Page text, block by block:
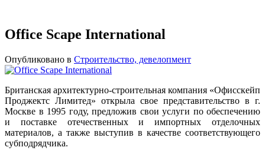
Office Scape International
Опубликовано в Строительство, девелопмент
Британская архитектурно-строительная компания «Офисскейп
Проджектс Лимитед» открыла свое представительство в г.
Москве в 1995 году, предложив свои услуги по обеспечению
и поставке отечественных и импортных отделочных
материалов, а также выступив в качестве соответствующего
субподрядчика.